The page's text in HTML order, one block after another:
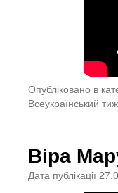
Опубліковано в
Всеукраїнський
Віра
Дата публікації